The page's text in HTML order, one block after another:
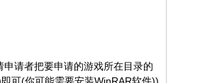
请者把要申请的游戏所在目录的